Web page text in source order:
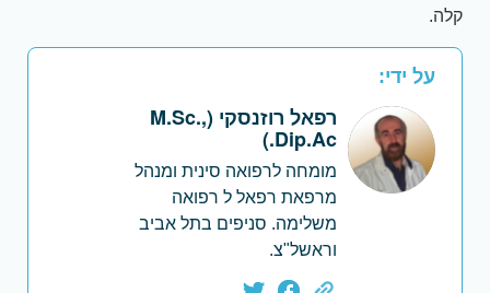
קלה.
על ידי:
רפאל רוזנסקי (M.Sc.,
Dip.Ac.)
מומחה לרפואה סינית ומנהל
מרפאת רפאל ל רפואה
משלימה. סניפים בתל אביב
וראשל"צ.